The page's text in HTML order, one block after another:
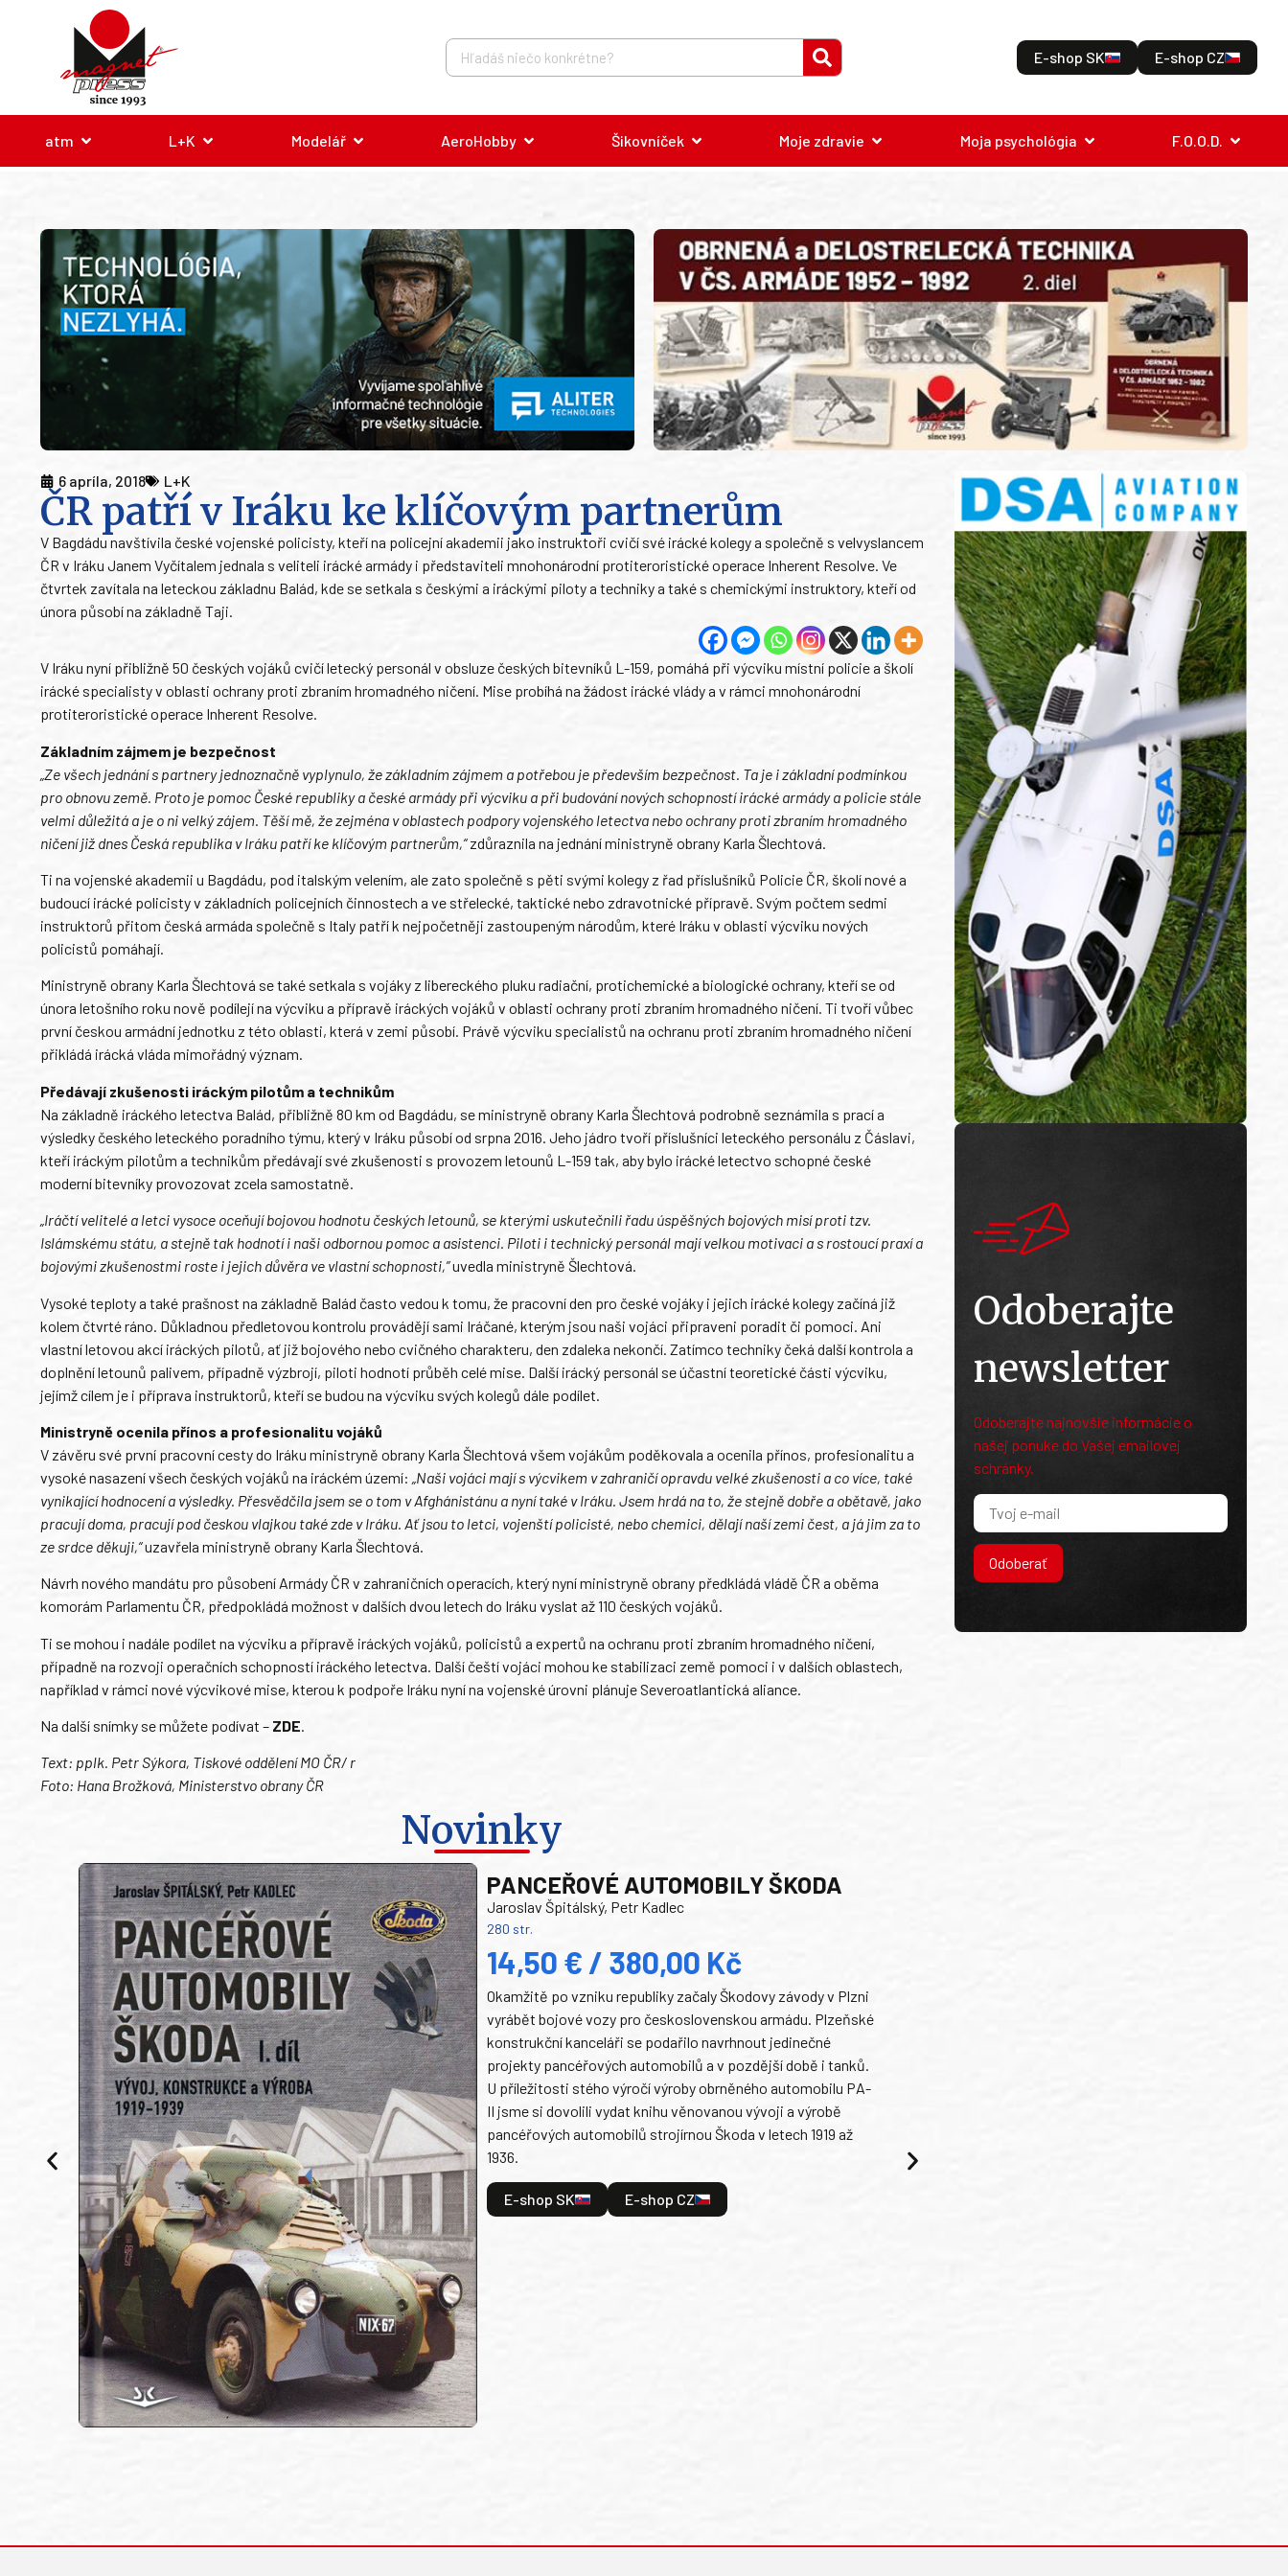
E-shop SK E-shop CZ
atm L+K Modelář AeroHobby Šikovníček Moje zdravie Moja psychológia F.O.O.D.
6 apríla, 2018 L+K
ČR patří v Iráku ke klíčovým partnerům
V Bagdádu navštívila české vojenské policisty, kteří na policejní akademii jako instruktoři cvičí své irácké kolegy a společně s velvyslancem
ČR v Iráku Janem Vyčítalem jednala s veliteli irácké armády i představiteli mnohonárodní protiteroristické operace Inherent Resolve. Ve
čtvrtek zavítala na leteckou základnu Balád, kde se setkala s českými a iráckými piloty a techniky a také s chemickými instruktory, kteří od
února působí na základně Taji.
V Iráku nyní přibližně 50 českých vojáků cvičí letecký personál v obsluze českých bitevníků L-159, pomáhá při výcviku místní policie a školí
irácké specialisty v oblasti ochrany proti zbraním hromadného ničení. Mise probíhá na žádost irácké vlády a v rámci mnohonárodní
protiteroristické operace Inherent Resolve.
Základním zájmem je bezpečnost
„Ze všech jednání s partnery jednoznačně vyplynulo, že základním zájmem a potřebou je především bezpečnost. Ta je i základní podmínkou
pro obnovu země. Proto je pomoc České republiky a české armády při výcviku a při budování nových schopností irácké armády a policie stále
velmi důležitá a je o ni velký zájem. Těší mě, že zejména v oblastech podpory vojenského letectva nebo ochrany proti zbraním hromadného
ničení již dnes Česká republika v Iráku patří ke klíčovým partnerům,“zdůraznila na jednání ministryně obrany Karla Šlechtová.
Ti na vojenské akademii u Bagdádu, pod italským velením, ale zato společně s pěti svými kolegy z řad příslušníků Policie ČR, školí nové a
budoucí irácké policisty v základních policejních činnostech a ve střelecké, taktické nebo zdravotnické přípravě. Svým počtem sedmi
instruktorů přitom česká armáda společně s Italy patří k nejpočetněji zastoupeným národům, které Iráku v oblasti výcviku nových
policistů pomáhají.
Ministryně obrany Karla Šlechtová se také setkala s vojáky z libereckého pluku radiační, protichemické a biologické ochrany, kteří se od
února letošního roku nově podílejí na výcviku a přípravě iráckých vojáků v oblasti ochrany proti zbraním hromadného ničení. Ti tvoří vůbec
první českou armádní jednotku z této oblasti, která v zemi působí. Právě výcviku specialistů na ochranu proti zbraním hromadného ničení
přikládá irácká vláda mimořádný význam.
Předávají zkušenosti iráckým pilotům a technikům
Na základně iráckého letectva Balád, přibližně 80 km od Bagdádu, se ministryně obrany Karla Šlechtová podrobně seznámila s prací a
výsledky českého leteckého poradního týmu, který v Iráku působí od srpna 2016. Jeho jádro tvoří příslušníci leteckého personálu z Čáslavi,
kteří iráckým pilotům a technikům předávají své zkušenosti s provozem letounů L-159 tak, aby bylo irácké letectvo schopné české
moderní bitevníky provozovat zcela samostatně.
„Iráčtí velitelé a letci vysoce oceňují bojovou hodnotu českých letounů, se kterými uskutečnili řadu úspěšných bojových misí proti tzv.
Islámskému státu, a stejně tak hodnotí i naši odbornou pomoc a asistenci. Piloti i technický personál mají velkou motivaci a s rostoucí praxí a
bojovými zkušenostmi roste i jejich důvěra ve vlastní schopnosti,”uvedla ministryně Šlechtová.
Vysoké teploty a také prašnost na základně Balád často vedou k tomu, že pracovní den pro české vojáky i jejich irácké kolegy začíná již
kolem čtvrté ráno. Důkladnou předletovou kontrolu provádějí sami Iráčané, kterým jsou naši vojáci připraveni poradit či pomoci. Ani
vlastní letovou akcí iráckých pilotů, ať již bojového nebo cvičného charakteru, den zdaleka nekončí. Zatímco techniky čeká další kontrola a
doplnění letounů palivem, případně výzbrojí, piloti hodnotí průběh celé mise. Další irácký personál se účastní teoretické části výcviku,
jejímž cílem je i příprava instruktorů, kteří se budou na výcviku svých kolegů dále podílet.
Ministryně ocenila přínos a profesionalitu vojáků
V závěru své první pracovní cesty do Iráku ministryně obrany Karla Šlechtová všem vojákům poděkovala a ocenila přínos, profesionalitu a
vysoké nasazení všech českých vojáků na iráckém území: „Naši vojáci mají s výcvikem v zahraničí opravdu velké zkušenosti a co více, také
vynikající hodnocení a výsledky. Přesvědčila jsem se o tom v Afghánistánu a nyní také v Iráku. Jsem hrdá na to, že stejně dobře a obětavě, jako
pracují doma, pracují pod českou vlajkou také zde v Iráku. Ať jsou to letci, vojenští policisté, nebo chemici, dělají naší zemi čest, a já jim za to
ze srdce děkuji,“uzavřela ministryně obrany Karla Šlechtová.
Návrh nového mandátu pro působení Armády ČR v zahraničních operacích, který nyní ministryně obrany předkládá vládě ČR a oběma
komorám Parlamentu ČR, předpokládá možnost v dalších dvou letech do Iráku vyslat až 110 českých vojáků.
Ti se mohou i nadále podílet na výcviku a přípravě iráckých vojáků, policistů a expertů na ochranu proti zbraním hromadného ničení,
případně na rozvoji operačních schopností iráckého letectva. Další čeští vojáci mohou ke stabilizaci země pomoci i v dalších oblastech,
například v rámci nové výcvikové mise, kterou k podpoře Iráku nyní na vojenské úrovni plánuje Severoatlantická aliance.
Na další snímky se můžete podívat – ZDE.
Text: pplk. Petr Sýkora, Tiskové oddělení MO ČR/ r
Foto: Hana Brožková, Ministerstvo obrany ČR
Novinky
PANCEŘOVÉ AUTOMOBILY ŠKODA
Jaroslav Špitálský, Petr Kadlec
280 str.
14,50 € / 380,00 Kč
Okamžitě po vzniku republiky začaly Škodovy závody v Plzni
vyrábět bojové vozy pro československou armádu. Plzeňské
konstrukční kanceláři se podařilo navrhnout jedinečné
projekty pancéřových automobilů a v pozdější době i tanků.
U příležitosti stého výročí výroby obrněného automobilu PA-
II jsme si dovolili vydat knihu věnovanou vývoji a výrobě
pancéřových automobilů strojírnou Škoda v letech 1919 až
1936.
E-shop SK E-shop CZ
Odoberajte
newsletter
Odoberajte najnovšie informácie o
našej ponuke do Vašej emailovej
schránky.
Odoberať